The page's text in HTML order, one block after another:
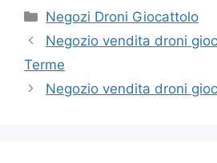
Categorie
Negozi Droni Giocattolo
Negozio vendita droni
Terme
Negozio vendita droni